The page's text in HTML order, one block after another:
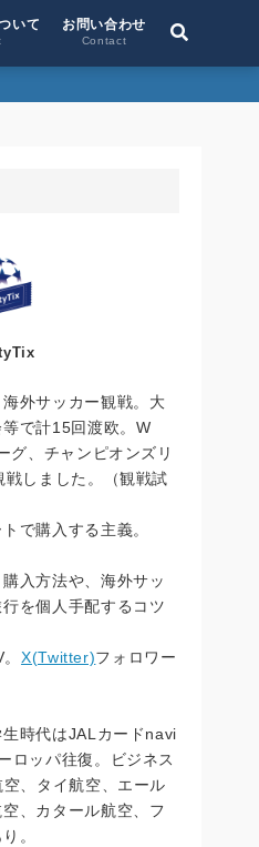
いて お問い合わせ
Contact
外サッカー観戦。大
で計15回渡欧。W
グ、チャンピオンズリ
しました。（観戦試
で購入する主義。
入方法や、海外サッ
を個人手配するコツ
X(Twitter)フォロワー
時代はJALカードnavi
ロッパ往復。ビジネス
、タイ航空、エール
、カタール航空、フ
。